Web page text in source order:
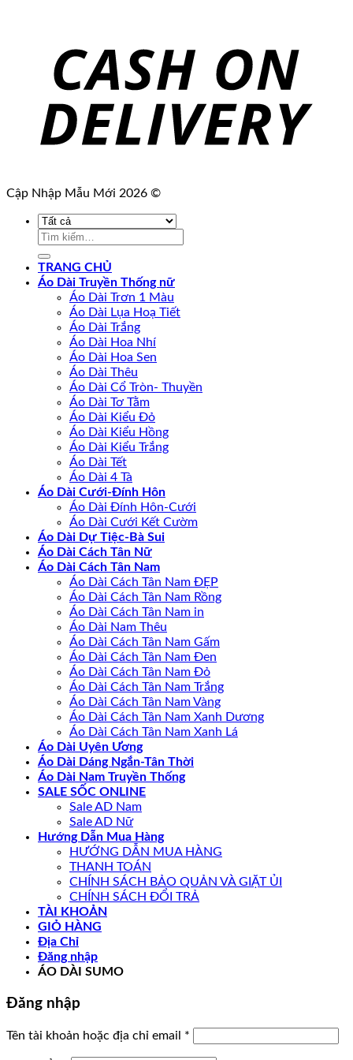
Cập Nhập Mẫu Mới 2026 ©
Tìm
TRANG CHỦ
Áo Dài Truyền Thống nữ
Áo Dài Trơn 1 Màu
Áo Dài Lụa Hoạ Tiết
Áo Dài Trắng
Áo Dài Hoa Nhí
Áo Dài Hoa Sen
Áo Dài Thêu
Áo Dài Cổ Tròn- Thuyền
Áo Dài Tơ Tằm
Áo Dài Kiểu Đỏ
Áo Dài Kiểu Hồng
Áo Dài Kiểu Trắng
Áo Dài Tết
Áo Dài 4 Tà
Áo Dài Cưới-Đính Hôn
Áo Dài Đính Hôn-Cưới
Áo Dài Cưới Kết Cườm
Áo Dài Dự Tiệc-Bà Sui
Áo Dài Cách Tân Nữ
Áo Dài Cách Tân Nam
Áo Dài Cách Tân Nam ĐẸP
Áo Dài Cách Tân Nam Rồng
Áo Dài Cách Tân Nam in
Áo Dài Nam Thêu
Áo Dài Cách Tân Nam Gấm
Áo Dài Cách Tân Nam Đen
Áo Dài Cách Tân Nam Đỏ
Áo Dài Cách Tân Nam Trắng
Áo Dài Cách Tân Nam Vàng
Áo Dài Cách Tân Nam Xanh Dương
Áo Dài Cách Tân Nam Xanh Lá
Áo Dài Uyên Ương
Áo Dài Dáng Ngắn-Tân Thời
Áo Dài Nam Truyền Thống
SALE SỐC ONLINE
Sale AD Nam
Sale AD Nữ
Hướng Dẫn Mua Hàng
HƯỚNG DẪN MUA HÀNG
THANH TOÁN
CHÍNH SÁCH BẢO QUẢN VÀ GIẶT ỦI
CHÍNH SÁCH ĐỔI TRẢ
TÀI KHOẢN
GIỎ HÀNG
Địa Chỉ
Đăng nhập
ÁO DÀI SUMO
Đăng nhập
Tên tài khoản hoặc địa chỉ email *